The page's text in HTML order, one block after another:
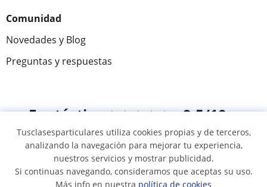
Comunidad
Novedades y Blog
Preguntas y respuestas
Fantástica★★★★★ 9,5/10
305883 opiniones de alumnos
© 2007 - 2026 Tus clases particulares
Tusclasesparticulares utiliza cookies propias y de terceros,
analizando la navegación para mejorar tu experiencia,
nuestros servicios y mostrar publicidad.
Si continuas navegando, consideramos que aceptas su uso.
Más info en nuestra política de cookies